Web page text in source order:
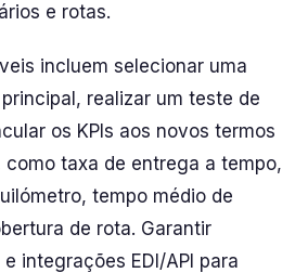
e rotas.
incluem selecionar uma
realizar um teste de
os KPIs aos novos termos
taxa de entrega a tempo,
tempo médio de
de rota. Garantir
integrações EDI/API para